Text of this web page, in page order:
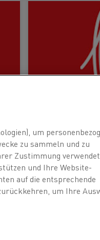
ERFAHREN SIE MEHR
um
zu sammeln und zu
Zustimmung verwendet
und Ihre Website-
auf die entsprechende
um Ihre